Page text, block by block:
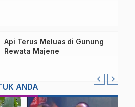
Api Terus Meluas di Gunung
Rewata Majene
ANDA